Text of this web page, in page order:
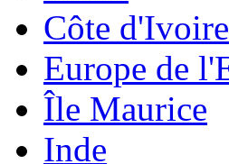
Côte d'Ivoire
Europe de
Île Maurice
Inde